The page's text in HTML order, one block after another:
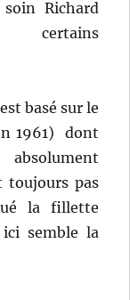
soin Richard
certains
basé sur le
1961) dont
toujours pas
la fillette
semble la